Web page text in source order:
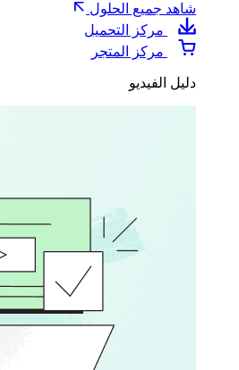
شاهد جميع الحلول
مركز التحميل
مركز المتجر
دليل الفيديو